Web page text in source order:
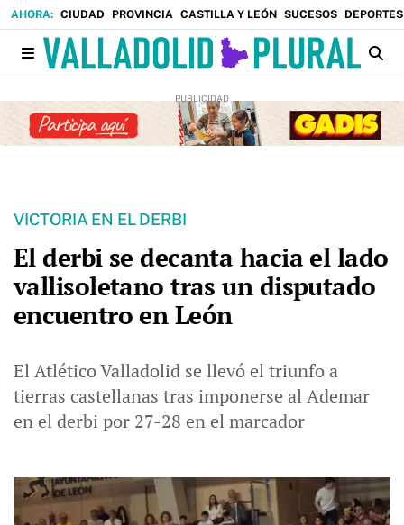
CIUDAD PROVINCIA CASTILLA Y LEÓN SUCESOS DEPORTES
VICTORIA EN EL DERBI
El derbi se decanta hacia el lado
vallisoletano tras un disputado
encuentro en León
El Atlético Valladolid se llevó el triunfo a
tierras castellanas tras imponerse al Ademar
en el derbi por 27-28 en el marcador